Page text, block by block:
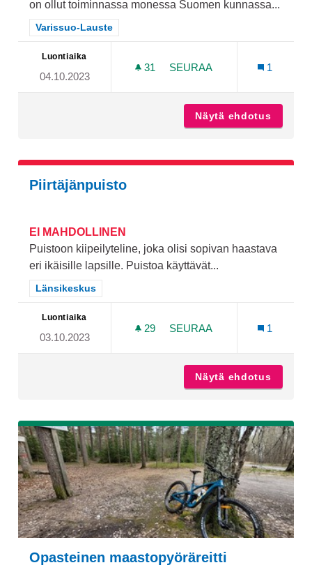
on ollut toiminnassa monessa Suomen kunnassa...
Rajaa tulokset teeman mukaan: Varissuo-Lauste
Varissuo-Lauste
Luontiaika
04.10.2023
31 31 SEURAAJAA
SEURAA
1
Näytä ehdotus
Piirtäjänpuisto
EI MAHDOLLINEN
Puistoon kiipeilyteline, joka olisi sopivan haastava
eri ikäisille lapsille. Puistoa käyttävät...
Rajaa tulokset teeman mukaan: Länsikeskus
Länsikeskus
Luontiaika
03.10.2023
29 29 SEURAAJAA
SEURAA
1
Näytä ehdotus
Opasteinen maastopyöräreitti